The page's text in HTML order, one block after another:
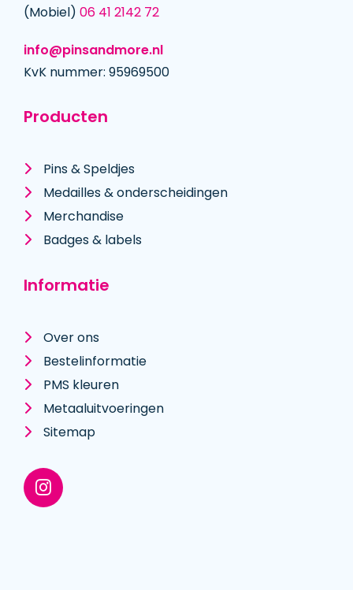
(Mobiel) 06 41 2142 72
info@pinsandmore.nl
KvK nummer: 95969500
Producten
Pins & Speldjes
Medailles & onderscheidingen
Merchandise
Badges & labels
Informatie
Over ons
Bestelinformatie
PMS kleuren
Metaal­uitvoeringen
Sitemap